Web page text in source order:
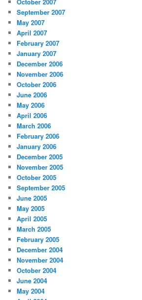
September 2007
May 2007
April 2007
February 2007
January 2007
December 2006
November 2006
October 2006
June 2006
May 2006
April 2006
March 2006
February 2006
January 2006
December 2005
November 2005
October 2005
September 2005
June 2005
May 2005
April 2005
March 2005
February 2005
December 2004
November 2004
October 2004
June 2004
May 2004